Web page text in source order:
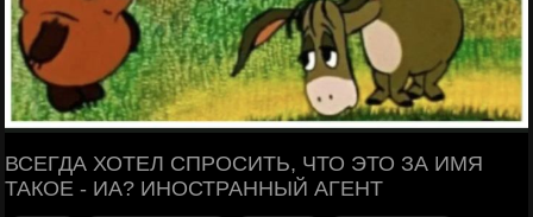
ВСЕГДА ХОТЕЛ СПРОСИТЬ, ЧТО ЭТО ЗА ИМЯ
ТАКОЕ - ИА? ИНОСТРАННЫЙ АГЕНТ